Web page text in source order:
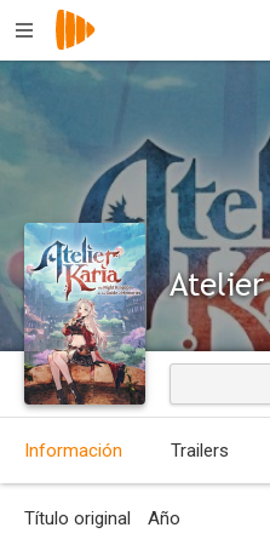
Información Trailers
Título original Año